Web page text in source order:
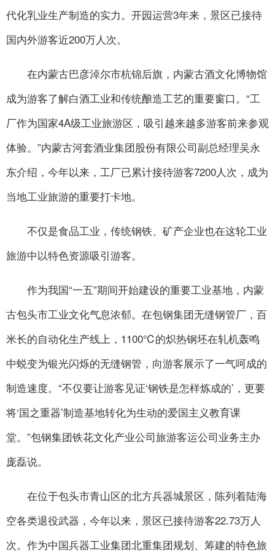
代化乳业生产制造的实力。开园运营3年来，景区已接待
国内外游客近200万人次。
在内蒙古巴彦淖尔市杭锦后旗，内蒙古酒文化博物馆
成为游客了解白酒工业和传统酿造工艺的重要窗口。“工
厂作为国家4A级工业旅游区，吸引越来越多游客前来参观
体验。”内蒙古河套酒业集团股份有限公司副总经理吴永
东介绍，今年以来，工厂已累计接待游客7200人次，成为
当地工业旅游的重要打卡地。
不仅是食品工业，传统钢铁、矿产企业也在这轮工业
旅游中以特色资源吸引游客。
作为我国“一五”期间开始建设的重要工业基地，内蒙
古包头市工业文化气息浓郁。在包钢集团无缝钢管厂，百
米长的自动化生产线上，1100℃的炽热钢坯在轧机轰鸣
中蜕变为银光闪烁的无缝钢管，向游客展示了一气呵成的
制造速度。“不仅要让游客见证‘钢铁是怎样炼成的’，更要
将‘国之重器’制造基地转化为生动的爱国主义教育课
堂。”包钢集团铁花文化产业公司旅游客运公司业务主办
庞磊说。
在位于包头市青山区的北方兵器城景区，陈列着陆海
空各类退役武器，今年以来，景区已接待游客22.73万人
次。作为中国兵器工业集团北重集团规划、筹建的特色旅